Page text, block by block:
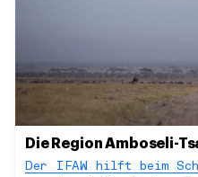
Die Region Amboseli-
Der IFAW hilft beim